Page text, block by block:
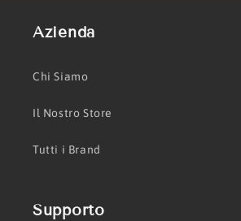
Azienda
Chi Siamo
Il Nostro Store
Tutti i Brand
Supporto